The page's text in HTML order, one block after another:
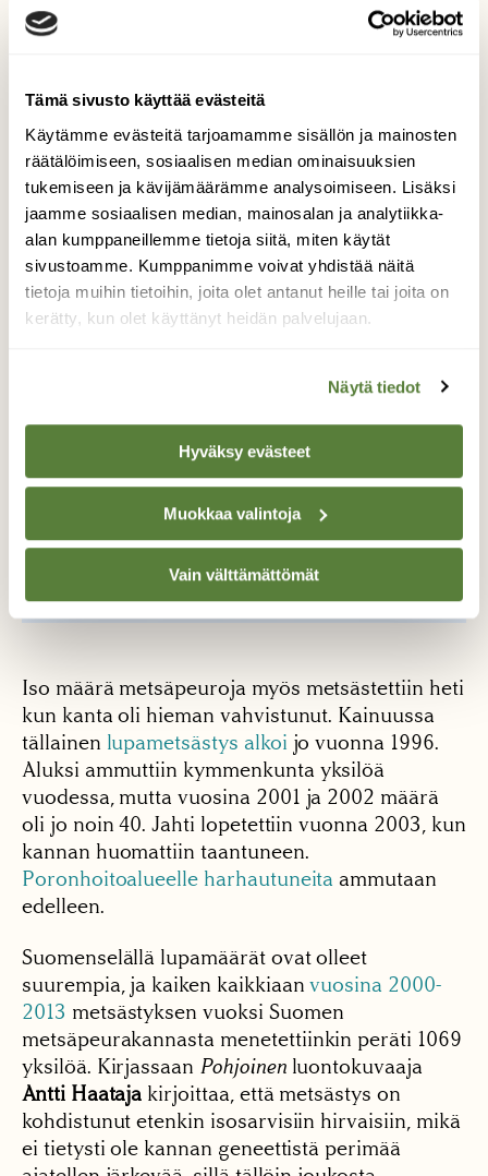
Tämä sivusto käyttää evästeitä
Käytämme evästeitä tarjoamamme sisällön ja mainosten
räätälöimiseen, sosiaalisen median ominaisuuksien
tukemiseen ja kävijämäärämme analysoimiseen. Lisäksi
jaamme sosiaalisen median, mainosalan ja analytiikka-
alan kumppaneillemme tietoja siitä, miten käytät
sivustoamme. Kumppanimme voivat yhdistää näitä
tietoja muihin tietoihin, joita olet antanut heille tai joita on
kerätty, kun olet käyttänyt heidän palvelujaan.
Näytä tiedot
Hyväksy evästeet
Muokkaa valintoja
Vain välttämättömät
niitä vähän aikaa ja jättivät ne sitten
tarkoituksella petojen syötäviksi. Näin he
Tästä petokorvausten väärinkäytöstä
nousi
pieni kohu
, jonka myötä Lex Halla kumottiin,
mutta ehtivätpä sitä ennen useat Kainuun ja
Kuusamon poronkasvattajat kääriä sievoiset
summat. Petos oli niin onnistunut, ettei kukaan
joutunut edes syytteeseen petoksesta.
Iso määrä metsäpeuroja myös metsästettiin heti
kun kanta oli hieman vahvistunut. Kainuussa
tällainen lupametsästys alkoi jo vuonna 1996.
Aluksi ammuttiin kymmenkunta yksilöä
vuodessa, mutta vuosina 2001 ja 2002 määrä
oli jo noin 40. Jahti lopetettiin vuonna 2003, kun
kannan huomattiin taantuneen.
Poronhoitoalueelle harhautuneita ammutaan
edelleen.
Suomenselällä lupamäärät ovat olleet
suurempia, ja kaiken kaikkiaanvuosina 2000-
2013 metsästyksen vuoksi Suomen
metsäpeurakannasta menetettiinkin peräti 1069
yksilöä. Kirjassaan Pohjoinenluontokuvaaja
Antti Haataja kirjoittaa, että metsästys on
kohdistunut etenkin isosarvisiin hirvaisiin, mikä
ei tietysti ole kannan geneettistä perimää